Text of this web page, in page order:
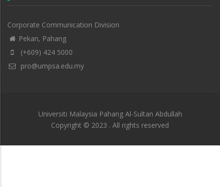
Corporate Communication Division
Pekan, Pahang
(+609) 424 5000
pro@umpsa.edu.my
Universiti Malaysia Pahang Al-Sultan Abdullah
Copyright © 2023 . All rights reserved